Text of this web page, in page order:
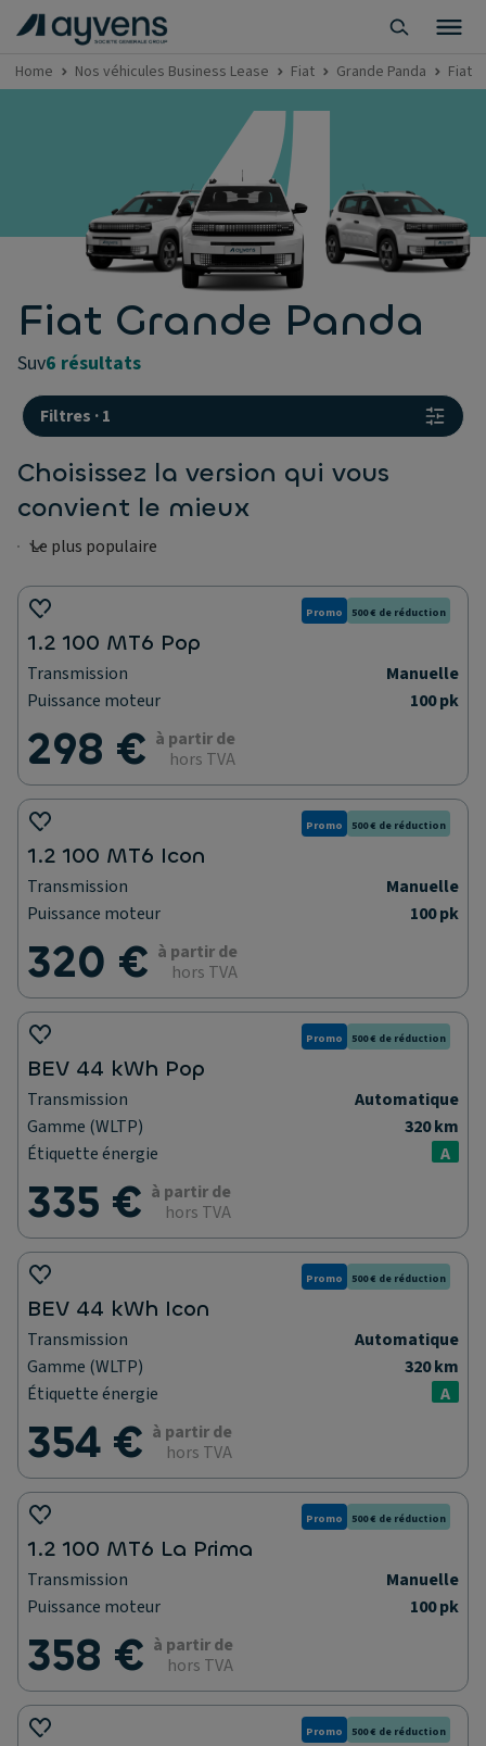
Home Nos véhicules Business Lease Fiat Grande Panda Fiat
Fiat Grande Panda
suv6 résultats
Filtres ·1
Choisissez la version qui vous
convient le mieux
Promo 500 € de réduction
1.2 100 MT6 Pop
Transmission
Manuelle
Puissance moteur
100 pk
298 € à partir de
hors TVA
Promo 500 € de réduction
1.2 100 MT6 Icon
Transmission
Manuelle
Puissance moteur
100 pk
320 € à partir de
hors TVA
Promo 500 € de réduction
BEV 44 kWh Pop
Transmission
Automatique
Gamme (WLTP)
320 km
Étiquette énergie
A
335 € à partir de
hors TVA
Promo 500 € de réduction
BEV 44 kWh Icon
Transmission
Automatique
Gamme (WLTP)
320 km
Étiquette énergie
A
354 € à partir de
hors TVA
Promo 500 € de réduction
1.2 100 MT6 La Prima
Transmission
Manuelle
Puissance moteur
100 pk
358 € à partir de
hors TVA
Promo 500 € de réduction